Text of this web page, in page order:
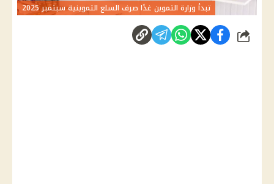
تبدأ وزارة التموين غدًا صرف السلع التموينية سبتمبر 2025
شارك